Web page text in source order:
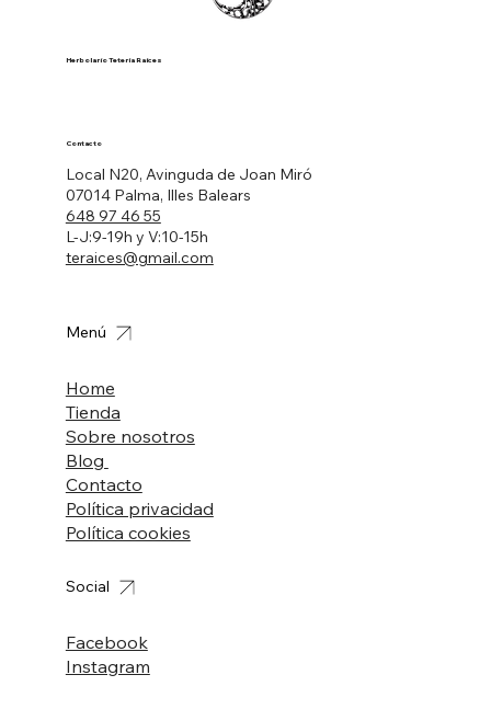
Herbolario Tetería Raíces
Local N20, Avinguda de Joan Miró
07014 Palma, Illes Balears
648 97 46 55
L-J:9-19h y V:10-15h
teraices@gmail.com
Contacto
Home
Tienda
Sobre nosotros
Blog
Contacto
Política privacidad
Política cookies
Menú
Facebook
Instagram
Social